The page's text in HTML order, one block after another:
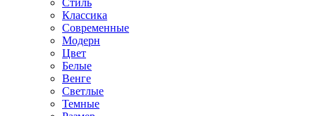
Стиль
Классика
Современные
Модерн
Цвет
Белые
Венге
Светлые
Темные